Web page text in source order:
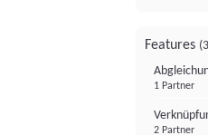
Features
1 Partner
2 Partner